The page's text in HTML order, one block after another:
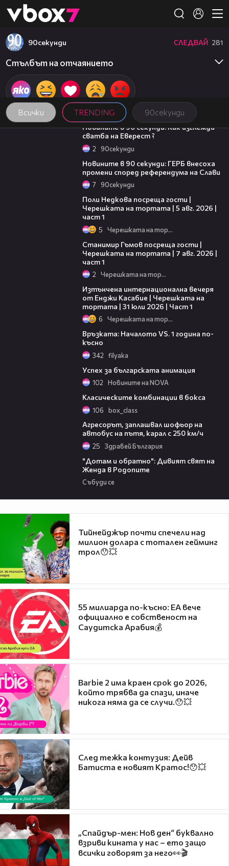
👾
Всички TRENDING 90секунди
90секунди СЛЕДВАЙ 281
Стълбът на отчаянието
01:54
Новините в 90 секунди: Как изглежда
сватба на Еверест ?
2 90секунди
Новините в 90 секунди: ГЕРБ внесоха
промени според референдума на Слави
7 90секунди
Поли Недкова посреща гости |
Черешката на тортата | 5 авг. 2026 |
част 1
5 Черешката на тортата
Станимир Гъмов посреща гости |
Черешката на тортата | 7 авг. 2026 |
част 1
2 Черешката на тортата
Изтънчена интернационална вечеря
от Енджи Касабие | Черешката на
тортата | 31 юли 2026 | Част 1
6 Черешката на тортата
Връзката: Началото VS. 1 година по-
късно
342 filyaka
Успех за българската анимация
102 Новините на NOVA
Класическите комбинации в бокса
106 box_class
Агресорът, заплашвал шофьор на
автобус на пътя, карал с 250 км/ч
25 Здравей България
"Дотам и обратно": Дивият свят на
Женда в Родопите
Събуди се
Тийнейджър почти спечели над
милион долара с тотален гейминг
трол😯💥
55 милиарда по-късно: EA вече
официално е собственост на
Саудитска Арабия💰
Barbie 2 има краен срок до 2026,
който трябва да спази, иначе
никога няма да се случи.😯💥
След тежка контузия: Дейв
Батиста е новият Кратос!😯💥
„Спайдър-мен: Нов ден“ буквално
взриви кината у нас – ето защо
всички говорят за него👀🎬